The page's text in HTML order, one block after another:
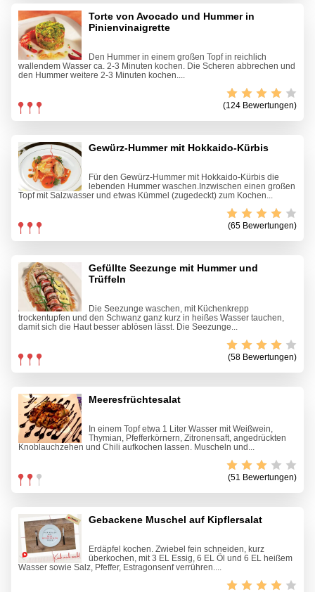
Torte von Avocado und Hummer in
Pinienvinaigrette
Den Hummer in einem großen Topf in reichlich
wallendem Wasser ca. 2-3 Minuten kochen. Die Scheren abbrechen und
den Hummer weitere 2-3 Minuten kochen....
(124 Bewertungen)
Gewürz-Hummer mit Hokkaido-Kürbis
Für den Gewürz-Hummer mit Hokkaido-Kürbis die
lebenden Hummer waschen.Inzwischen einen großen
Topf mit Salzwasser und etwas Kümmel (zugedeckt) zum Kochen...
(65 Bewertungen)
Gefüllte Seezunge mit Hummer und
Trüffeln
Die Seezunge waschen, mit Küchenkrepp
trockentupfen und den Schwanz ganz kurz in heißes Wasser tauchen,
damit sich die Haut besser ablösen lässt. Die Seezunge...
(58 Bewertungen)
Meeresfrüchtesalat
In einem Topf etwa 1 Liter Wasser mit Weißwein,
Thymian, Pfefferkörnern, Zitronensaft, angedrückten
Knoblauchzehen und Chili aufkochen lassen. Muscheln und...
(51 Bewertungen)
Gebackene Muschel auf Kipflersalat
Erdäpfel kochen. Zwiebel fein schneiden, kurz
überkochen, mit 3 EL Essig, 6 EL Öl und 6 EL heißem
Wasser sowie Salz, Pfeffer, Estragonsenf verrühren....